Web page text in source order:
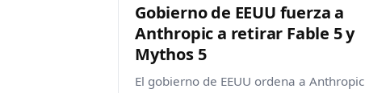
Gobierno de EEUU fuerza a
Anthropic a retirar Fable 5 y
Mythos 5
El gobierno de EEUU ordena a Anthropic